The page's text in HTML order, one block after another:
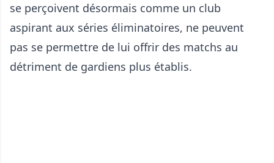
se perçoivent désormais comme un club
aspirant aux séries éliminatoires, ne peuvent
pas se permettre de lui offrir des matchs au
détriment de gardiens plus établis.